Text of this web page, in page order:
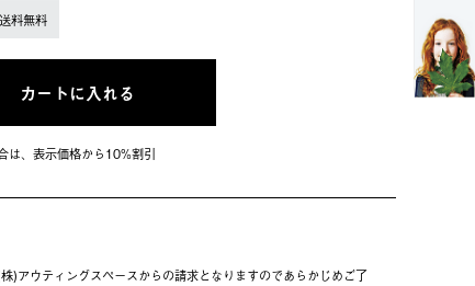
料無料
カートに入れる
、表⽰価格から10%割引
)アウティングスペースからの請求となりますのであらかじめご了